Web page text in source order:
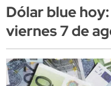
Dólar blue
viernes 7 de